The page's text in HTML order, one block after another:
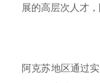
展的高层次人才
阿克苏地区通过